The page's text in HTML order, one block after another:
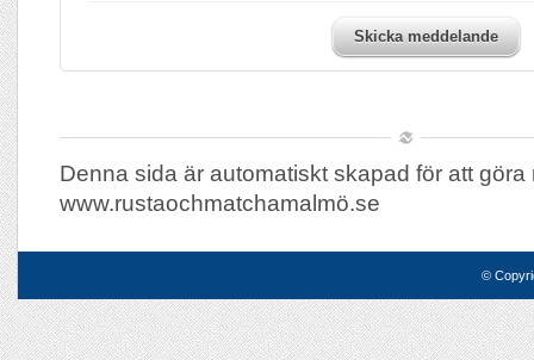
Skicka meddelande
Denna sida är automatiskt skapad för att göra
www.rustaochmatchamalmö.se
©